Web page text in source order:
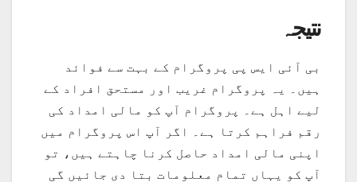
نتیجہ
بی آئی ایس پی پروگرام کے بہت سے فوائد
ہیں۔ یہ پروگرام غریب اور مستحق افراد کے
لیے اہل ہے۔ پروگرام آپ کو مالی امداد کی
رقم فراہم کرتا ہے۔ اگر آپ اس پروگرام میں
اپنی مالی امداد حاصل کرنا چاہتے ہیں، تو
آپ کو یہاں تمام معلومات بتا دی جائیں گی